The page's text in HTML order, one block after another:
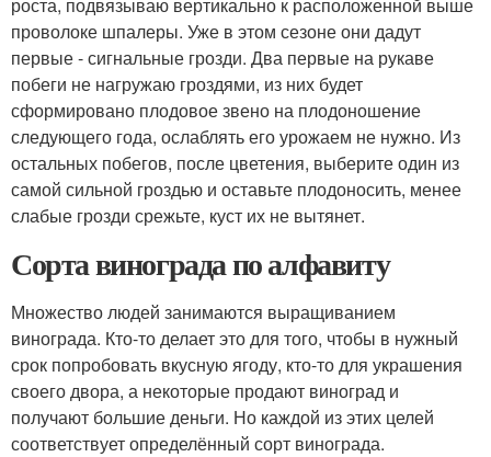
проволоке шпалеры. Уже в этом сезоне они дадут
первые - сигнальные грозди. Два первые на рукаве
побеги не нагружаю гроздями, из них будет
сформировано плодовое звено на плодоношение
следующего года, ослаблять его урожаем не нужно. Из
остальных побегов, после цветения, выберите один из
самой сильной гроздью и оставьте плодоносить, менее
слабые грозди срежьте, куст их не вытянет.
Сорта винограда по алфавиту
Множество людей занимаются выращиванием
винограда. Кто-то делает это для того, чтобы в нужный
срок попробовать вкусную ягоду, кто-то для украшения
своего двора, а некоторые продают виноград и
получают большие деньги. Но каждой из этих целей
соответствует определённый сорт винограда.